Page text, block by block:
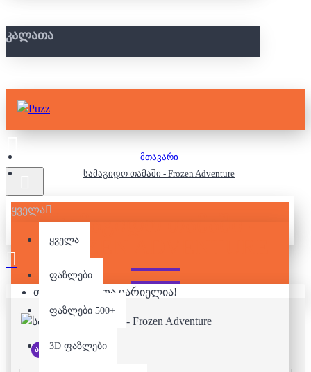
ᲙᲐᲚᲐᲗᲐ
ყველა
ყველა
ფაზლები
ფაზლები 500+
3D ფაზლები
თქვენი კალათა ცარიელია!
მთავარი
სამაგიდო თამაში - Frozen Adventure
ᲡᲐᲛᲐᲒᲘᲓᲝ ᲗᲐᲛᲐᲨᲘ -
FROZEN ADVENTURE
არ არის მარაგში